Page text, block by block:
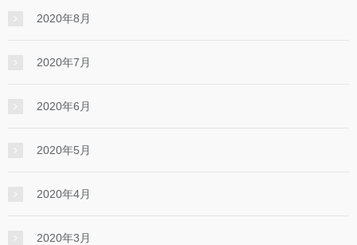
2020年8月
2020年7月
2020年6月
2020年5月
2020年4月
2020年3月